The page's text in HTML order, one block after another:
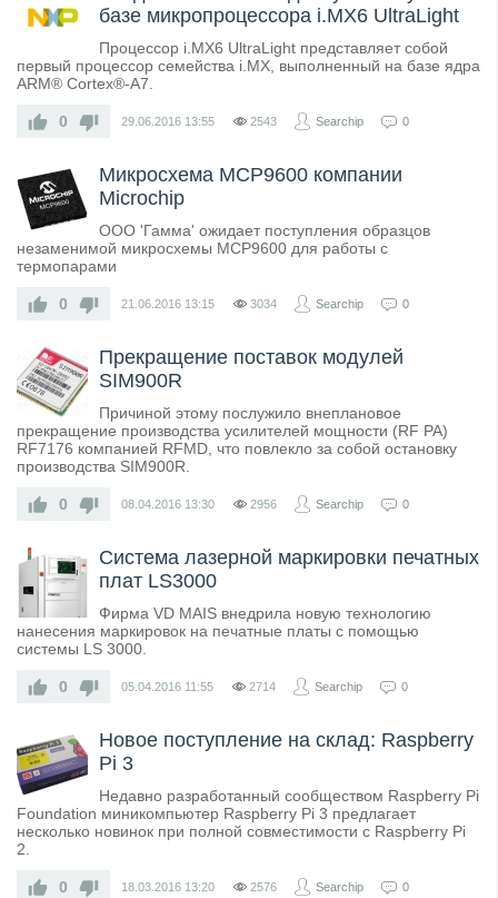
базе микропроцессора i.MX6 UltraLight
Процессор i.MX6 UltraLight представляет собой
первый процессор семейства i.MX, выполненный на базе ядра
ARM® Cortex®-A7.
0 29.06.2016 13:55 2543 Searchip 0
Микросхема MCP9600 компании
Microchip
ООО 'Гамма' ожидает поступления образцов
незаменимой микросхемы MCP9600 для работы с
термопарами
0 21.06.2016 13:15 3034 Searchip 0
Прекращение поставок модулей
SIM900R
Причиной этому послужило внеплановое
прекращение производства усилителей мощности (RF PA)
RF7176 компанией RFMD, что повлекло за собой остановку
производства SIM900R.
0 08.04.2016 13:30 2956 Searchip 0
Система лазерной маркировки печатных
плат LS3000
Фирма VD MAIS внедрила новую технологию
нанесения маркировок на печатные платы с помощью
системы LS 3000.
0 05.04.2016 11:55 2714 Searchip 0
Новое поступление на склад: Raspberry
Pi 3
Недавно разработанный сообществом Raspberry Pi
Foundation миникомпьютер Raspberry Pi 3 предлагает
несколько новинок при полной совместимости с Raspberry Pi
2.
0 18.03.2016 13:20 2576 Searchip 0